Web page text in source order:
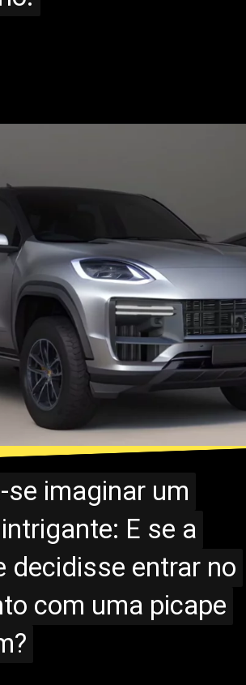
se imaginar um
E se a
decidisse entrar no
com uma picape
se imaginar um
E se a
decidisse entrar no
com uma picape